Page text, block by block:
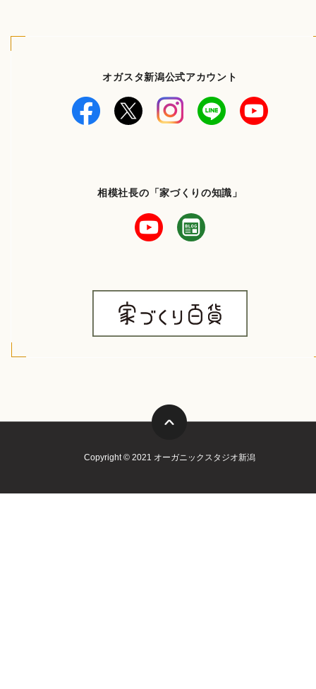
オガスタ新潟公式アカウント
相模社長の「家づくりの知識」
Copyright © 2021 オーガニックスタジオ新潟